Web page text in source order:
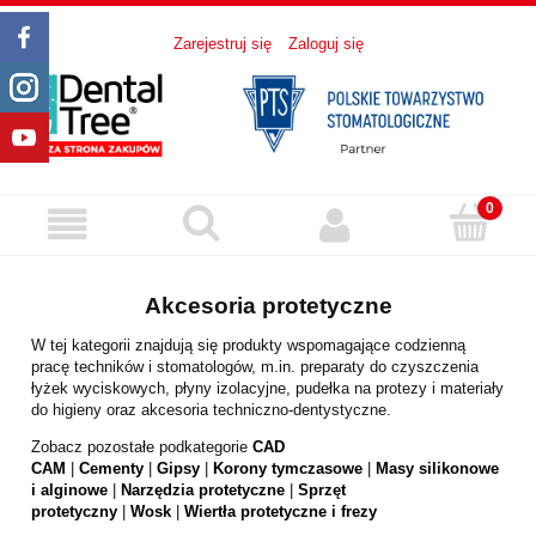
Zarejestruj się Zaloguj się
Akcesoria protetyczne
W tej kategorii znajdują się produkty wspomagające codzienną
pracę techników i stomatologów, m.in. preparaty do czyszczenia
łyżek wyciskowych, płyny izolacyjne, pudełka na protezy i materiały
do higieny oraz akcesoria techniczno-dentystyczne.
Zobacz pozostałe podkategorie CAD
CAM
Cementy Gipsy Korony tymczasowe
Masy silikonowe
i alginowe
Narzędzia protetyczne
Sprzęt
protetyczny
Wosk Wiertła protetyczne i frezy